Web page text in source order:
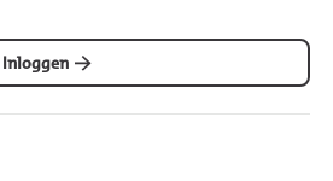
Inloggen